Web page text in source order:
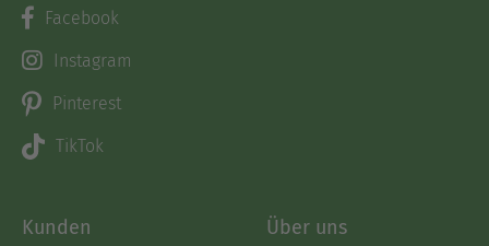
Facebook
Instagram
Pinterest
TikTok
Kunden Über uns